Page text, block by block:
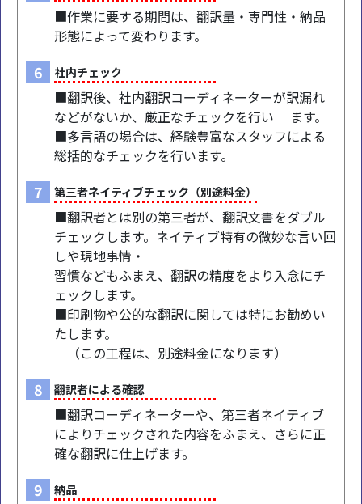
■作業に要する期間は、翻訳量・専門性・納品
形態によって変わります。
6 社内チェック
■翻訳後、社内翻訳コーディネーターが訳漏れ
などがないか、厳正なチェックを行い ます。
■多言語の場合は、経験豊富なスタッフによる
総括的なチェックを行います。
7 第三者ネイティブチェック（別途料金）
■翻訳者とは別の第三者が、翻訳文書をダブル
チェックします。ネイティブ特有の微妙な言い回
しや現地事情・
習慣などもふまえ、翻訳の精度をより入念にチ
ェックします。
■印刷物や公的な翻訳に関しては特にお勧めい
たします。
（この工程は、別途料金になります）
8 翻訳者による確認
■翻訳コーディネーターや、第三者ネイティブ
によりチェックされた内容をふまえ、さらに正
確な翻訳に仕上げます。
9 納品